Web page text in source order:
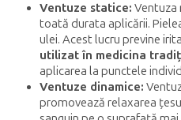
Ventuze statice: Ventuza
toată durata aplicării.
ulei. Acest lucru previne
utilizat în medicina
aplicarea la punctele
Ventuze dinamice:
promovează relaxarea